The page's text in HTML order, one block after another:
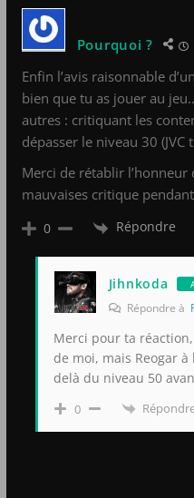
Pourquoi ?
Enfin l’avis raisonnable
bien que tu as jouer au
autres : critiquant les
dépasser le niveau 30
Merci de rétablir l’honneur
mauvaises critique
0 Répondre
Jihnkoda
Répondre à
Merci pour ta
de moi, mais Reogar à
delà du niveau 50
0